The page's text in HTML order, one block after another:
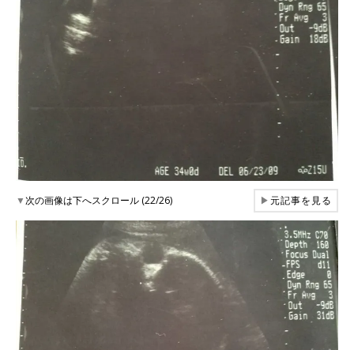
▼次の画像は下へスクロール (22/26) ▶元記事を見る